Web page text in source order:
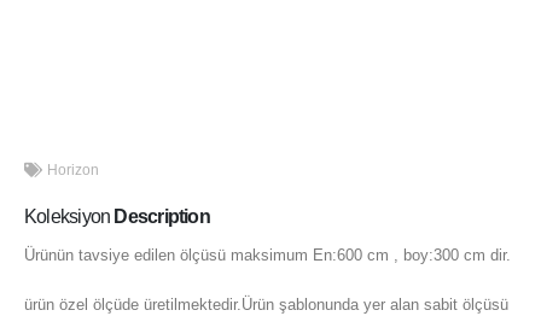
Horizon
Koleksiyon Description
Ürünün tavsiye edilen ölçüsü maksimum En:600 cm , boy:300 cm dir.
ürün özel ölçüde üretilmektedir.Ürün şablonunda yer alan sabit ölçüsü